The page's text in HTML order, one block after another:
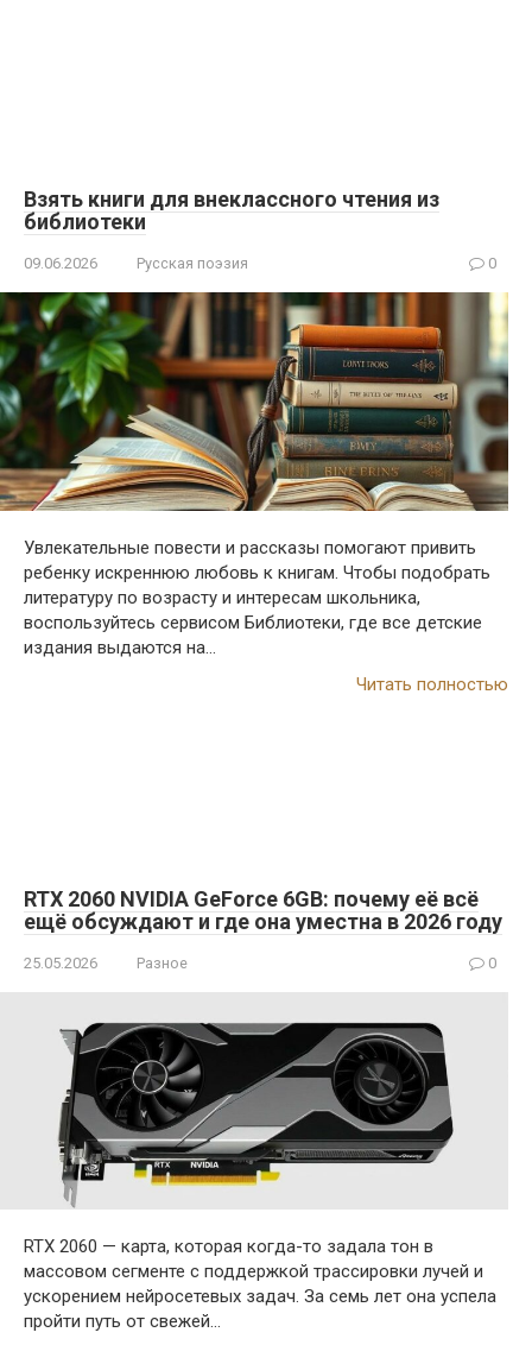
Взять книги для внеклассного чтения из
библиотеки
09.06.2026 Русская поэзия 0
Увлекательные повести и рассказы помогают привить
ребенку искреннюю любовь к книгам. Чтобы подобрать
литературу по возрасту и интересам школьника,
воспользуйтесь сервисом Библиотеки, где все детские
издания выдаются на…
Читать полностью
RTX 2060 NVIDIA GeForce 6GB: почему её всё
ещё обсуждают и где она уместна в 2026 году
25.05.2026 Разное 0
RTX 2060 — карта, которая когда-то задала тон в
массовом сегменте с поддержкой трассировки лучей и
ускорением нейросетевых задач. За семь лет она успела
пройти путь от свежей…